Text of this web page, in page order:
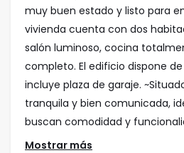
muy buen estado y listo para
vivienda cuenta con dos
salón luminoso, cocina
completo. El edificio dispone
incluye plaza de garaje.
tranquila y bien comunicada,
buscan comodidad y
es vinculante. Puede contener
Mostrar más